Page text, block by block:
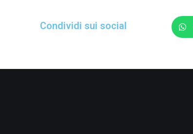
Condividi sui social